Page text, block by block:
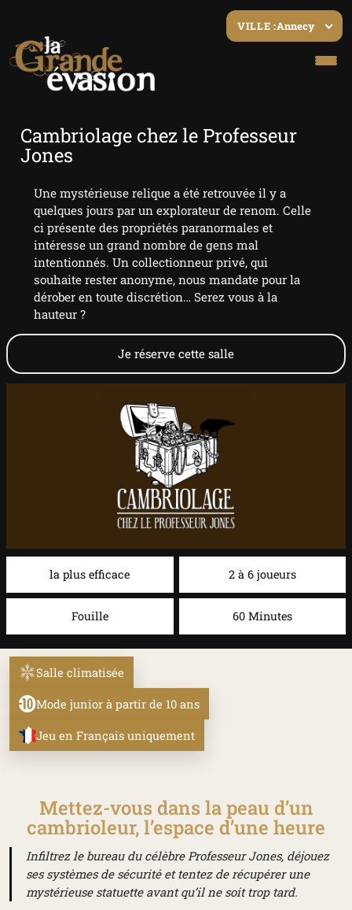
VILLE :Annecy
Cambriolage chez le Professeur
Jones
Une mystérieuse relique a été retrouvée il y a
quelques jours par un explorateur de renom. Celle
ci présente des propriétés paranormales et
intéresse un grand nombre de gens mal
intentionnés. Un collectionneur privé, qui
souhaite rester anonyme, nous mandate pour la
dérober en toute discrétion… Serez vous à la
hauteur ?
Je réserve cette salle
la plus efficace 2 à 6 joueurs
Fouille 60 Minutes
Salle climatisée
Mode junior à partir de 10 ans
Jeu en Français uniquement
Mettez-vous dans la peau d’un
cambrioleur, l’espace d’une heure
Infiltrez le bureau du célèbre Professeur Jones, déjouez
ses systèmes de sécurité et tentez de récupérer une
mystérieuse statuette avant qu’il ne soit trop tard.